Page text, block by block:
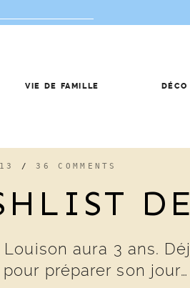
VIE DE FAMILLE DÉCO
/36 COMMENTS
Louison aura 3 ans.
préparer son jour…